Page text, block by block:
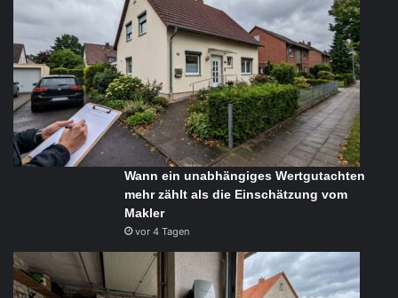
Wann ein unabhängiges Wertgutachten
mehr zählt als die Einschätzung vom
Makler
vor 4 Tagen